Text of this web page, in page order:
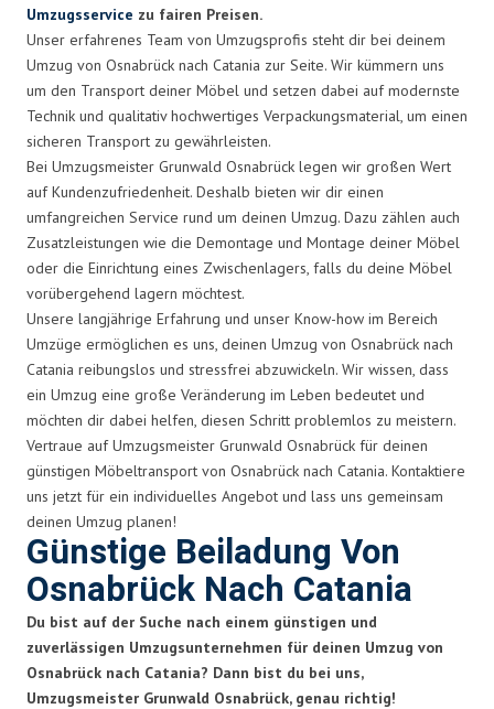
Umzugsservice zu fairen Preisen.
Unser erfahrenes Team von Umzugsprofis steht dir bei deinem
Umzug von Osnabrück nach Catania zur Seite. Wir kümmern uns
um den Transport deiner Möbel und setzen dabei auf modernste
Technik und qualitativ hochwertiges Verpackungsmaterial, um einen
sicheren Transport zu gewährleisten.
Bei Umzugsmeister Grunwald Osnabrück legen wir großen Wert
auf Kundenzufriedenheit. Deshalb bieten wir dir einen
umfangreichen Service rund um deinen Umzug. Dazu zählen auch
Zusatzleistungen wie die Demontage und Montage deiner Möbel
oder die Einrichtung eines Zwischenlagers, falls du deine Möbel
vorübergehend lagern möchtest.
Unsere langjährige Erfahrung und unser Know-how im Bereich
Umzüge ermöglichen es uns, deinen Umzug von Osnabrück nach
Catania reibungslos und stressfrei abzuwickeln. Wir wissen, dass
ein Umzug eine große Veränderung im Leben bedeutet und
möchten dir dabei helfen, diesen Schritt problemlos zu meistern.
Vertraue auf Umzugsmeister Grunwald Osnabrück für deinen
günstigen Möbeltransport von Osnabrück nach Catania. Kontaktiere
uns jetzt für ein individuelles Angebot und lass uns gemeinsam
deinen Umzug planen!
Günstige Beiladung Von
Osnabrück Nach Catania
Du bist auf der Suche nach einem günstigen und
zuverlässigen Umzugsunternehmen für deinen Umzug von
Osnabrück nach Catania? Dann bist du bei uns,
Umzugsmeister Grunwald Osnabrück, genau richtig!